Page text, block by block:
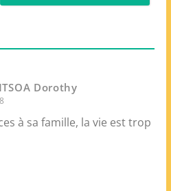
Dorothy
à sa famille, la vie est trop